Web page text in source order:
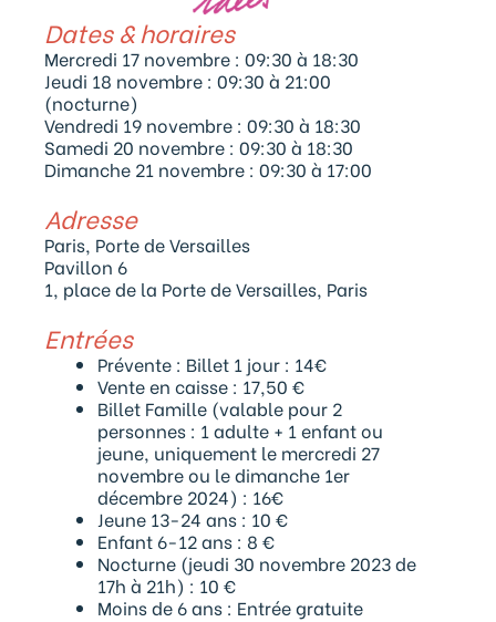
Dates & horaires
Mercredi 17 novembre : 09:30 à 18:30
Jeudi 18 novembre : 09:30 à 21:00
(nocturne)
Vendredi 19 novembre : 09:30 à 18:30
Samedi 20 novembre : 09:30 à 18:30
Dimanche 21 novembre : 09:30 à 17:00
Adresse
Paris, Porte de Versailles
Pavillon 6
1, place de la Porte de Versailles, Paris
Entrées
Prévente : Billet 1 jour : 14€
Vente en caisse : 17,50 €
Billet Famille (valable pour 2
personnes : 1 adulte + 1 enfant ou
jeune, uniquement le mercredi 27
novembre ou le dimanche 1er
décembre 2024) : 16€
Jeune 13-24 ans : 10 €
Enfant 6-12 ans : 8 €
Nocturne (jeudi 30 novembre 2023 de
17h à 21h) : 10 €
Moins de 6 ans : Entrée gratuite